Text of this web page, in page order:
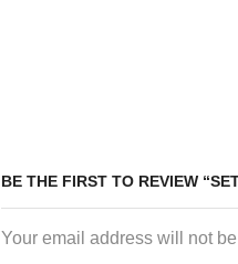
BE THE FIRST TO REVIEW
Your email address will not